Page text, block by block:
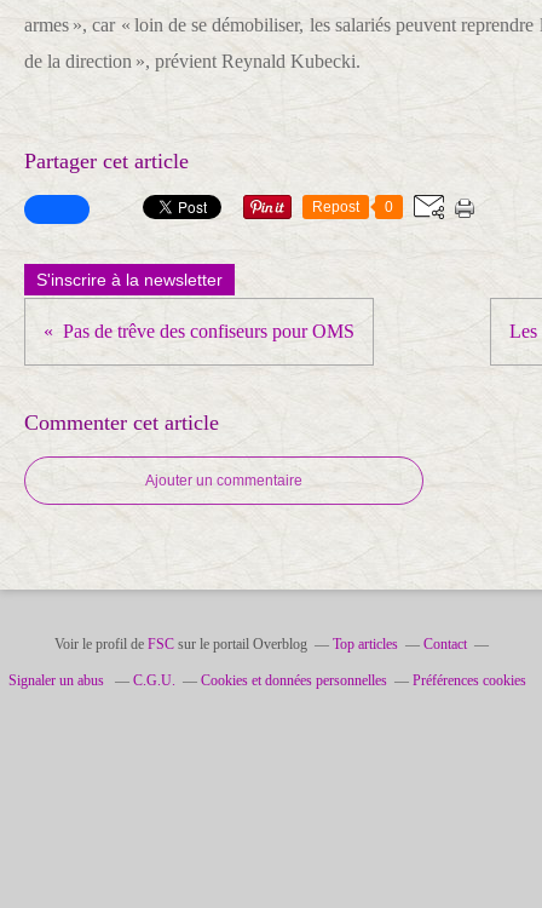
armes », car « loin de se démobiliser, les salariés peuvent
de la direction », prévient Reynald Kubecki.
Partager cet article
Repost 0
S'inscrire à la newsletter
Pas de trêve des confiseurs pour OMS Les
Commenter cet article
Ajouter un commentaire
Voir le profil de FSCsur le portail Overblog Top articles Contact
Signaler un abus C.G.U. Cookies et données personnelles Préférences cookies